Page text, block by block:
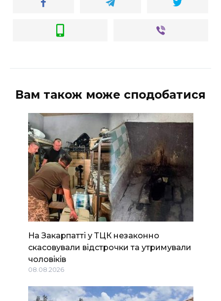
Вам також може сподобатися
На Закарпатті у ТЦК незаконно
скасовували відстрочки та утримували
чоловіків
08.08.2026